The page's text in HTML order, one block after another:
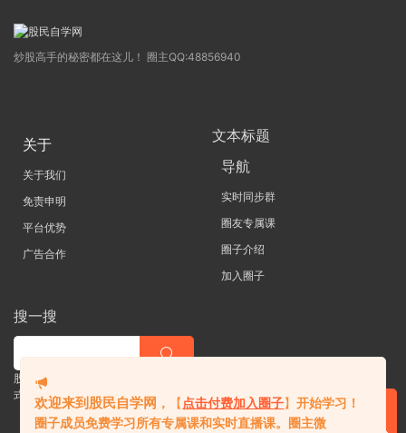
炒股高手的秘密都在这儿！ 圈主QQ:48856940
关于
关于我们
免责申明
平台优势
广告合作
文本标题
导航
实时同步群
圈友专属课
圈子介绍
加入圈子
搜一搜
股票 |直播| 外汇| 期货 |金融理财一站
式学习平台
欢迎来到股民自学网 ， 【 点击付费加入圈子】开始学习！
圈子成员免费学习所有专属课和实时直播课。 圈主微